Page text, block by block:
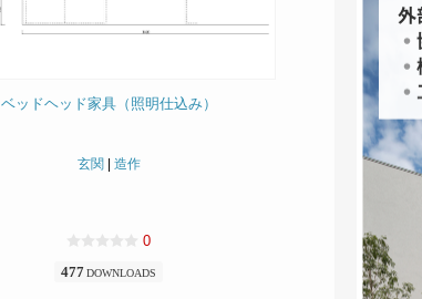
ベッドヘッド家具（照明仕込み）
玄関| 造作
0
477 DOWNLOADS